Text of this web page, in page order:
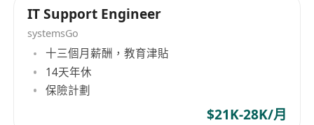
岗位要求
1. 持计算机科学相关的专科/副学士/学士学位
2. 具有2-5年网络和安全项目经验，至少2年售后支
持经验
3. 需要了解网络交换器与路由器：OSPF、BGP、
HSRP/VRRP、VPN、MPLS和QoS等
IT Support Engineer
systemsGo
十三個月薪酬，教育津貼
14天年休
保險計劃
$21K-28K/月